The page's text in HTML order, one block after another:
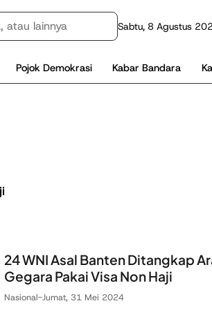
Sabtu, 8 Agustus
Pojok Demokrasi Kabar Bandara
24 WNI Asal Banten Ditangkap
Gegara Pakai Visa Non Haji
Nasional-Jumat, 31 Mei 2024